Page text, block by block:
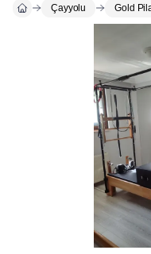
Çayyolu Gold
%